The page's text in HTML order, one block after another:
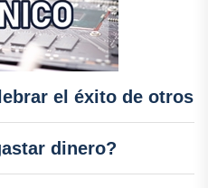
el éxito de otros
dinero?